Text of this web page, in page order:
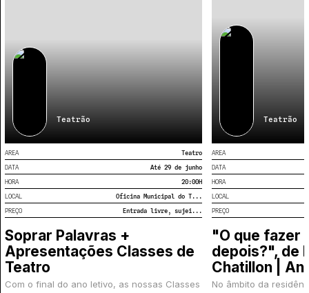
Teatrão
AREA
Teatro
DATA
Até 29 de junho
HORA
20:00H
LOCAL
Oficina Municipal do T...
PREÇO
Entrada livre, sujei...
Soprar Palavras +
Apresentações Classes de
Teatro
Com o final do ano letivo, as nossas Classes
Teatrão
AREA
DATA
HORA
LOCAL
PREÇO
"O que fazer
depois?", de
Chatillon |
No âmbito da